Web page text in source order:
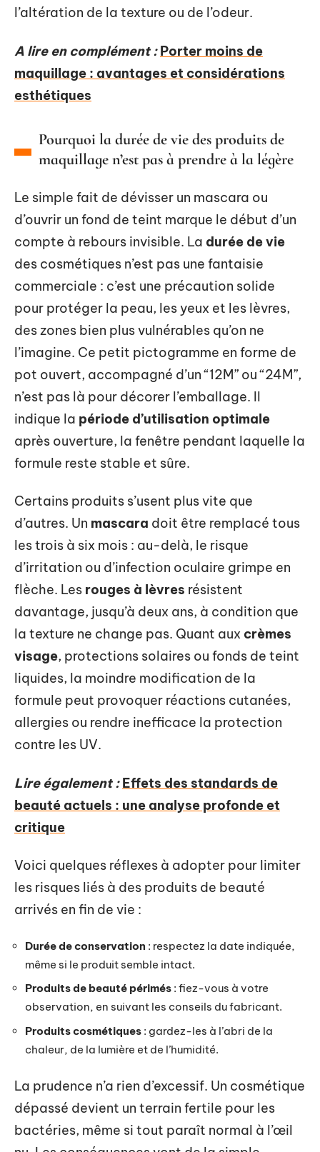
l’altération de la texture ou de l’odeur.
A lire en complément : Porter moins de
maquillage : avantages et considérations
esthétiques
Pourquoi la durée de vie des produits de
maquillage n’est pas à prendre à la légère
Le simple fait de dévisser un mascara ou
d’ouvrir un fond de teint marque le début d’un
compte à rebours invisible. La durée de vie
des cosmétiques n’est pas une fantaisie
commerciale : c’est une précaution solide
pour protéger la peau, les yeux et les lèvres,
des zones bien plus vulnérables qu’on ne
l’imagine. Ce petit pictogramme en forme de
pot ouvert, accompagné d’un “12M” ou “24M”,
n’est pas là pour décorer l’emballage. Il
indique la période d’utilisation optimale
après ouverture, la fenêtre pendant laquelle la
formule reste stable et sûre.
Certains produits s’usent plus vite que
d’autres. Un mascara doit être remplacé tous
les trois à six mois : au-delà, le risque
d’irritation ou d’infection oculaire grimpe en
flèche. Les rouges à lèvres résistent
davantage, jusqu’à deux ans, à condition que
la texture ne change pas. Quant aux crèmes
visage, protections solaires ou fonds de teint
liquides, la moindre modification de la
formule peut provoquer réactions cutanées,
allergies ou rendre inefficace la protection
contre les UV.
Lire également : Effets des standards de
beauté actuels : une analyse profonde et
critique
Voici quelques réflexes à adopter pour limiter
les risques liés à des produits de beauté
arrivés en fin de vie :
Durée de conservation : respectez la date indiquée,
même si le produit semble intact.
Produits de beauté périmés : fiez-vous à votre
observation, en suivant les conseils du fabricant.
Produits cosmétiques : gardez-les à l’abri de la
chaleur, de la lumière et de l’humidité.
La prudence n’a rien d’excessif. Un cosmétique
dépassé devient un terrain fertile pour les
bactéries, même si tout paraît normal à l’œil